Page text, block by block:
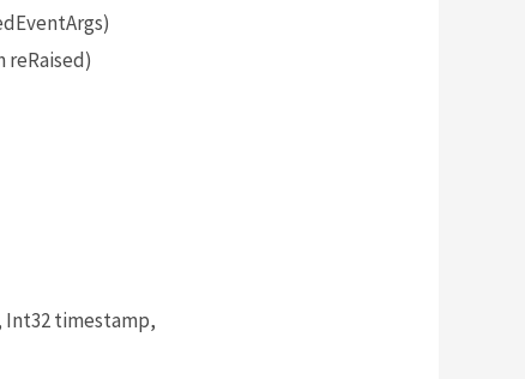
reRaised)
timestamp,